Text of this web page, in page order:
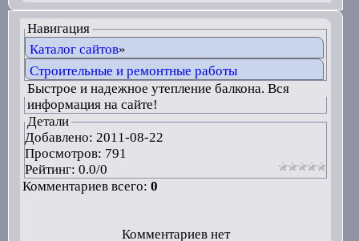
Навигация
Каталог сайтов»
Строительные и ремонтные работы
Быстрое и надежное утепление балкона. Вся
информация на сайте!
Детали
Добавлено: 2011-08-22
Просмотров: 791
Рейтинг: 0.0/0
Комментариев всего: 0
Комментариев нет